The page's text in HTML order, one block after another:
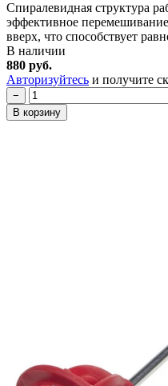
Спиралевидная структура
эффективное
вверх, что способствует
В наличии
880 руб.
Авторизуйтесь и получите
−
В корзину